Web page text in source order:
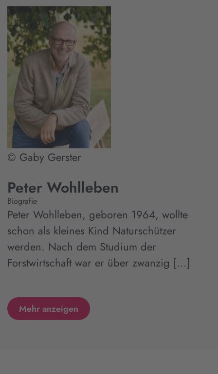
© Gaby Gerster
Peter Wohlleben
Biografie
Peter Wohlleben, geboren 1964, wollte
schon als kleines Kind Naturschützer
werden. Nach dem Studium der
Forstwirtschaft war er über zwanzig [...]
Mehr anzeigen